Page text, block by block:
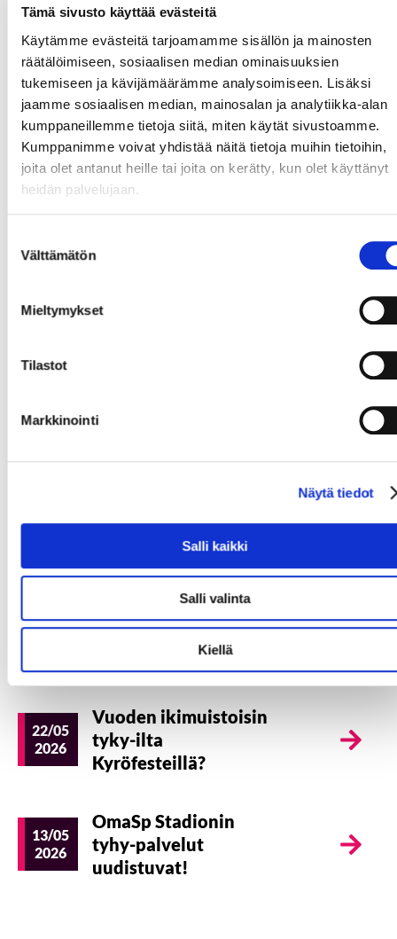
Tämä sivusto käyttää evästeitä
Käytämme evästeitä tarjoamamme sisällön ja mainosten
räätälöimiseen, sosiaalisen median ominaisuuksien
tukemiseen ja kävijämäärämme analysoimiseen. Lisäksi
jaamme sosiaalisen median, mainosalan ja analytiikka-alan
kumppaneillemme tietoja siitä, miten käytät sivustoamme.
Kumppanimme voivat yhdistää näitä tietoja muihin tietoihin,
joita olet antanut heille tai joita on kerätty, kun olet käyttänyt
heidän palvelujaan.
valinta
Välttämätön
Mieltymykset
Tilastot
Markkinointi
Näytä tiedot
Salli kaikki
Salli valinta
Kiellä
Ylikypsää naudanposkea
Syystryffelikastike
Dolce
Sitruuna-unikonsiemen ”financier”
Omenaa ja moscato sabayonea
laktoositon versio.
Lue lisää >>
Lue seuraavaksi
Olisitko juuri sinä
meidän uusi
myyntipäällikkö?
17/06
Pikkujoulujen ideoita
Seinäjoen seudulta
22/05
2026
Vuoden ikimuistoisin
tyky-ilta
Kyröfesteillä?
13/05
2026
OmaSp Stadionin
tyhy-palvelut
uudistuvat!